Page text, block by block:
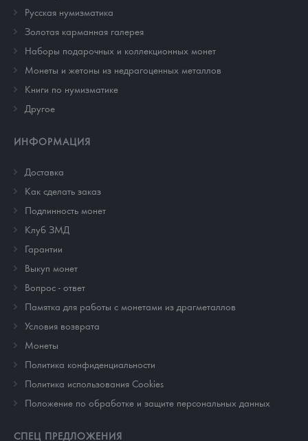
Русская нумизматика
Золотая карманная галерея
Наборы подарочных и коллекционных монет
Монеты и жетоны из недрагоценных металлов
Книги по нумизматике
Другое
ИНФОРМАЦИЯ
Доставка
Как сделать заказ
Подлинность монет
Клуб ЗМД
Гарантии
Выкуп монет
Вопрос - ответ
Памятка для работы с монетами из драгметаллов
Условия возврата
Монеты
Политика конфиденциальности
Политика использования Cookies
Положение по обработке и защите персональных данных
СПЕЦ ПРЕДЛОЖЕНИЯ